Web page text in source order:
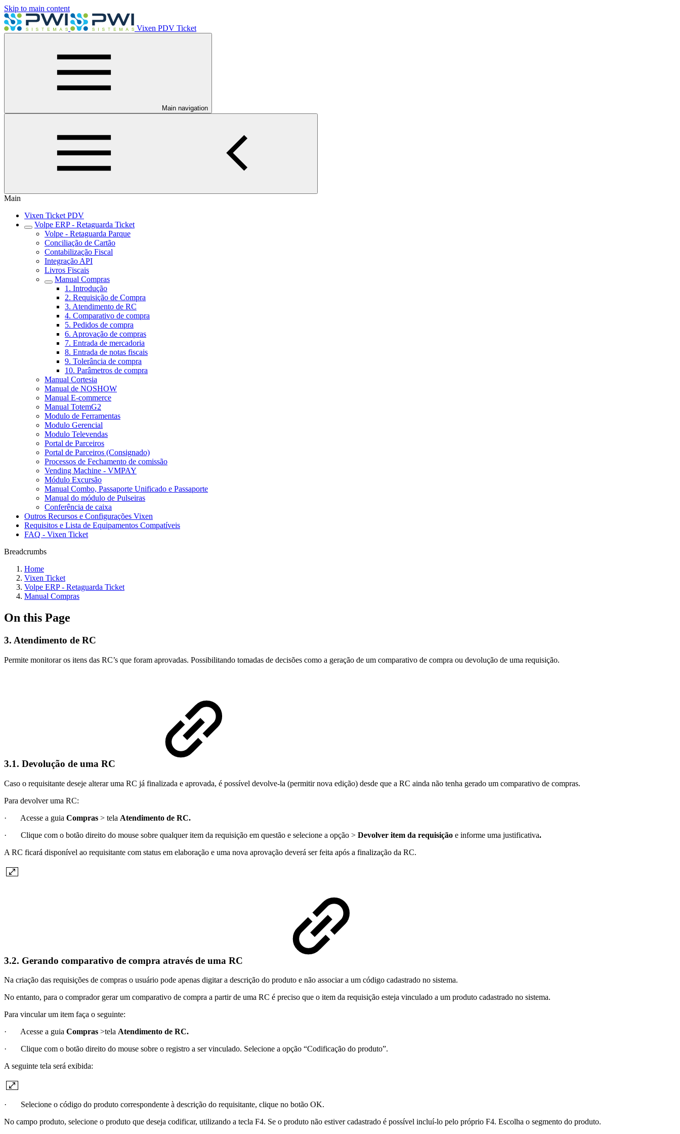
Skip to main content
Vixen PDV Ticket
Main navigation
Main
Vixen Ticket PDV
Volpe ERP - Retaguarda Ticket
Volpe - Retaguarda Parque
Conciliação de Cartão
Contabilização Fiscal
Integração API
Livros Fiscais
Manual Compras
1. Introdução
2. Requisição de Compra
3. Atendimento de RC
4. Comparativo de compra
5. Pedidos de compra
6. Aprovação de compras
7. Entrada de mercadoria
8. Entrada de notas fiscais
9. Tolerância de compra
10. Parâmetros de compra
Manual Cortesia
Manual de NOSHOW
Manual E-commerce
Manual TotemG2
Modulo de Ferramentas
Modulo Gerencial
Modulo Televendas
Portal de Parceiros
Portal de Parceiros (Consignado)
Processos de Fechamento de comissão
Vending Machine - VMPAY
Módulo Excursão
Manual Combo, Passaporte Unificado e Passaporte
Manual do módulo de Pulseiras
Conferência de caixa
Outros Recursos e Configurações Vixen
Requisitos e Lista de Equipamentos Compatíveis
FAQ - Vixen Ticket
Breadcrumbs
Home
Vixen Ticket
Volpe ERP - Retaguarda Ticket
Manual Compras
On this Page
3. Atendimento de RC
Permite monitorar os itens das RC’s que foram aprovadas. Possibilitando tomadas de decisões como a geração de um comparativo de compra ou devolução de uma requisição.
3.1. Devolução de uma RC
Caso o requisitante deseje alterar uma RC já finalizada e aprovada, é possível devolve-la (permitir nova edição) desde que a RC ainda não tenha gerado um comparativo de compras.
Para devolver uma RC:
· Acesse a guia Compras > tela Atendimento de RC.
· Clique com o botão direito do mouse sobre qualquer item da requisição em questão e selecione a opção > Devolver item da requisição e informe uma justificativa.
A RC ficará disponível ao requisitante com status em elaboração e uma nova aprovação deverá ser feita após a finalização da RC.
3.2. Gerando comparativo de compra através de uma RC
Na criação das requisições de compras o usuário pode apenas digitar a descrição do produto e não associar a um código cadastrado no sistema.
No entanto, para o comprador gerar um comparativo de compra a partir de uma RC é preciso que o item da requisição esteja vinculado a um produto cadastrado no sistema.
Para vincular um item faça o seguinte:
· Acesse a guia Compras >tela Atendimento de RC.
· Clique com o botão direito do mouse sobre o registro a ser vinculado. Selecione a opção “Codificação do produto”.
A seguinte tela será exibida:
· Selecione o código do produto correspondente à descrição do requisitante, clique no botão OK.
No campo produto, selecione o produto que deseja codificar, utilizando a tecla F4. Se o produto não estiver cadastrado é possível incluí-lo pelo próprio F4. Escolha o segmento do produto.